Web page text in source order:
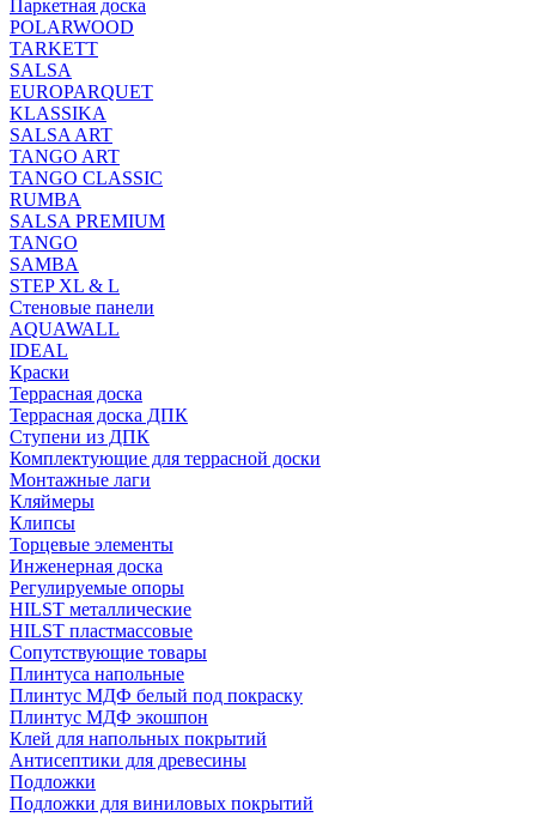
Паркетная доска
POLARWOOD
TARKETT
SALSA
EUROPARQUET
KLASSIKA
SALSA ART
TANGO ART
TANGO CLASSIC
RUMBA
SALSA PREMIUM
TANGO
SAMBA
STEP XL & L
Стеновые панели
AQUAWALL
IDEAL
Краски
Террасная доска
Террасная доска ДПК
Ступени из ДПК
Комплектующие для террасной доски
Монтажные лаги
Кляймеры
Клипсы
Торцевые элементы
Инженерная доска
Регулируемые опоры
HILST металлические
HILST пластмассовые
Сопутствующие товары
Плинтуса напольные
Плинтус МДФ белый под покраску
Плинтус МДФ экошпон
Клей для напольных покрытий
Антисептики для древесины
Подложки
Подложки для виниловых покрытий